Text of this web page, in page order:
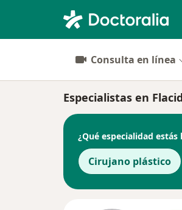
Consulta en línea
Especialistas en
¿Qué especialidad estás
Cirujano plástico